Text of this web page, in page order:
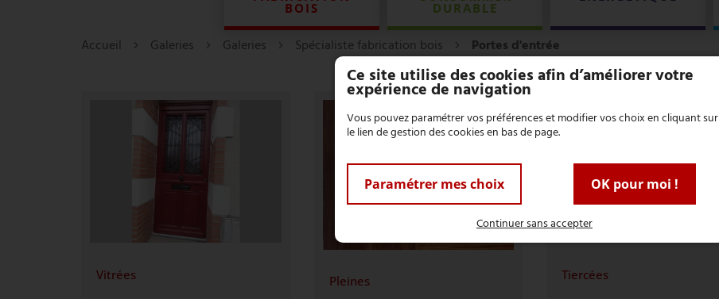
BOIS DURABLE
Accueil Galeries Galeries Spécialiste fabrication bois Portes d'entrée
Vitrées Pleines Tiercées
Ce site utilise des cookies afin d’améliorer votre
expérience de navigation
Vous pouvez paramétrer vos préférences et modifier vos choix en cliquant sur
le lien de gestion des cookies en bas de page.
Paramétrer mes choix OK pour moi !
Continuer sans accepter